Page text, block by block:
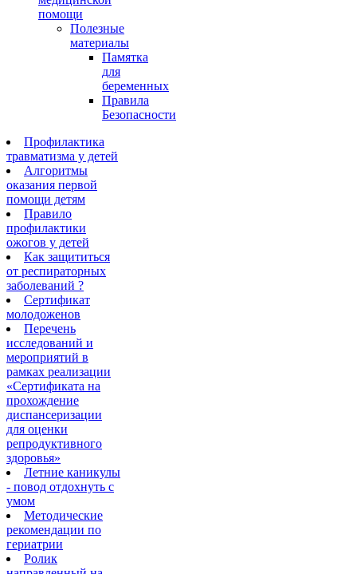
помощи
Полезные
материалы
Памятка
для
беременных
Правила
Безопасности
Профилактика
травматизма у детей
Алгоритмы
оказания первой
помощи детям
Правило
профилактики
ожогов у детей
Как защититься
от респираторных
заболеваний ?
Сертификат
молодоженов
Перечень
исследований и
мероприятий в
рамках реализации
«Сертификата на
прохождение
диспансеризации
для оценки
репродуктивного
здоровья»
Летние каникулы
- повод отдохнуть с
умом
Методические
рекомендации по
гериатрии
Ролик